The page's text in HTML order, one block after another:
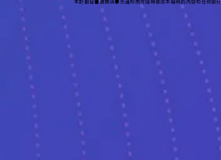
本計劃秘書處無須事先通知而可隨時修改本網頁的內容和任何部